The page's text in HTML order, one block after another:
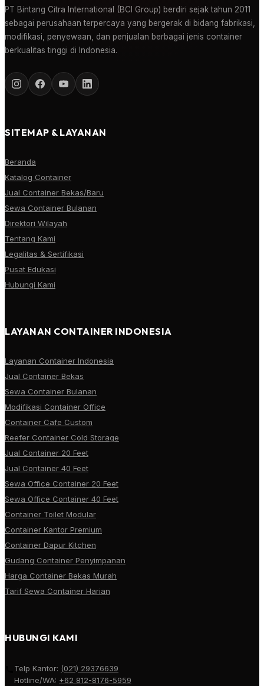
PT Bintang Citra International (BCI Group) berdiri sejak tahun 2011
sebagai perusahaan terpercaya yang bergerak di bidang fabrikasi,
modifikasi, penyewaan, dan penjualan berbagai jenis container
berkualitas tinggi di Indonesia.
SITEMAP & LAYANAN
Beranda
Katalog Container
Jual Container Bekas/Baru
Sewa Container Bulanan
Direktori Wilayah
Tentang Kami
Legalitas & Sertifikasi
Pusat Edukasi
Hubungi Kami
LAYANAN CONTAINER INDONESIA
Layanan Container Indonesia
Jual Container Bekas
Sewa Container Bulanan
Modifikasi Container Office
Container Cafe Custom
Reefer Container Cold Storage
Jual Container 20 Feet
Jual Container 40 Feet
Sewa Office Container 20 Feet
Sewa Office Container 40 Feet
Container Toilet Modular
Container Kantor Premium
Container Dapur Kitchen
Gudang Container Penyimpanan
Harga Container Bekas Murah
Tarif Sewa Container Harian
HUBUNGI KAMI
Telp Kantor: (021) 29376639
Hotline/WA: +62 812-8176-5959